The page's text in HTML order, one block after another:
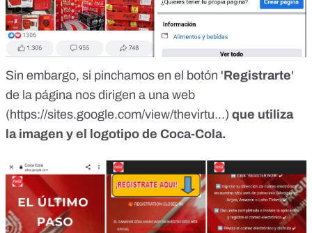
Sin embargo, si pinchamos en el botón 'Registrarte'
de la página nos dirigen a una web
(https://sites.google.com/view/thevirtu...) que utiliza
la imagen y el logotipo de Coca-Cola.